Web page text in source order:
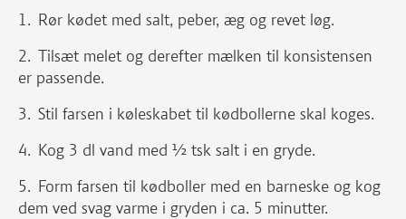
Rør kødet med salt, peber, æg og revet løg.
Tilsæt melet og derefter mælken til konsistensen
er passende.
Stil farsen i køleskabet til kødbollerne skal koges.
Kog 3 dl vand med ½ tsk salt i en gryde.
Form farsen til kødboller med en barneske og kog
dem ved svag varme i gryden i ca. 5 minutter.